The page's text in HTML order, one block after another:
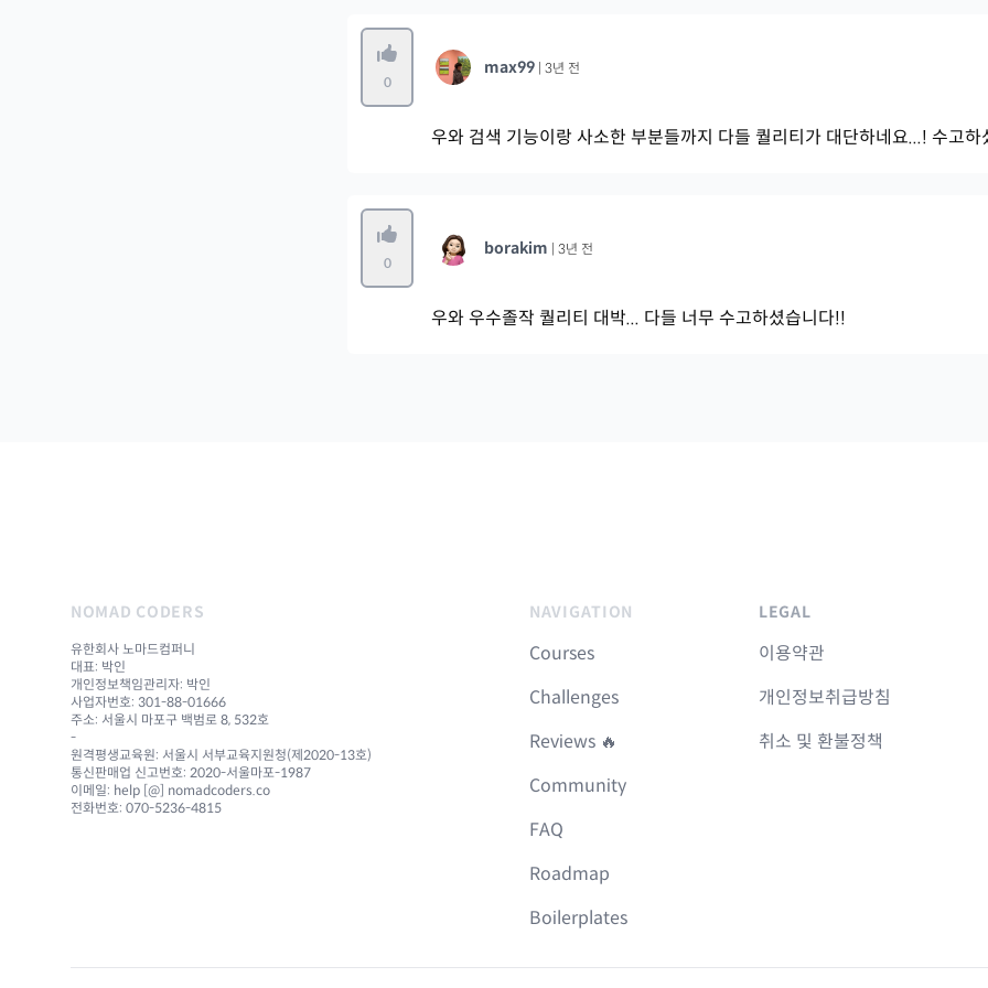
0
max99 3년 전
우와 검색 기능이랑 사소한 부분들까지 다들 퀄리티가 대단하네요...! 수고하
0
borakim 3년 전
우와 우수졸작 퀄리티 대박... 다들 너무 수고하셨습니다!!
NOMAD CODERS
유한회사 노마드컴퍼니
대표: 박인
개인정보책임관리자: 박인
사업자번호: 301-88-01666
주소: 서울시 마포구 백범로 8, 532호
-
원격평생교육원: 서울시 서부교육지원청(제2020-13호)
통신판매업 신고번호: 2020-서울마포-1987
이메일: help [@] nomadcoders.co
전화번호: 070-5236-4815
NAVIGATION
Courses
Challenges
Reviews 🔥
Community
FAQ
Roadmap
Boilerplates
LEGAL
이용약관
개인정보취급방침
취소 및 환불정책